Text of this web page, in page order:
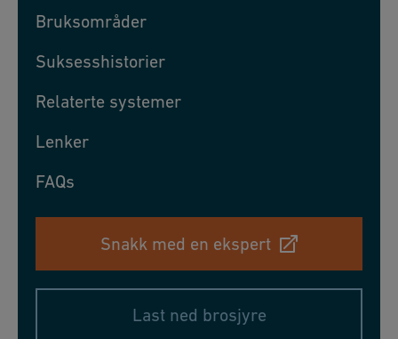
Bruksområder
Suksesshistorier
Relaterte systemer
Lenker
FAQs
Snakk med en ekspert
Last ned brosjyre